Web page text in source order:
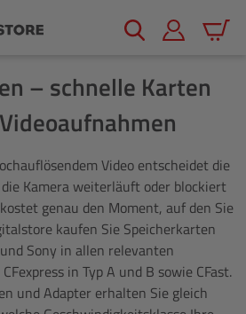
– schnelle Karten
Video entscheidet die
Kamera weiterläuft oder blockiert
genau den Moment, auf den Sie
kaufen Sie Speicherkarten
Sony in allen relevanten
in Typ A und B sowie CFast.
und Adapter erhalten Sie gleich